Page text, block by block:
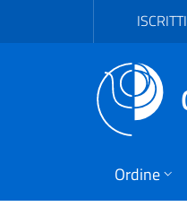
Vai al contenuto principale
ISCRITTI
Ordine